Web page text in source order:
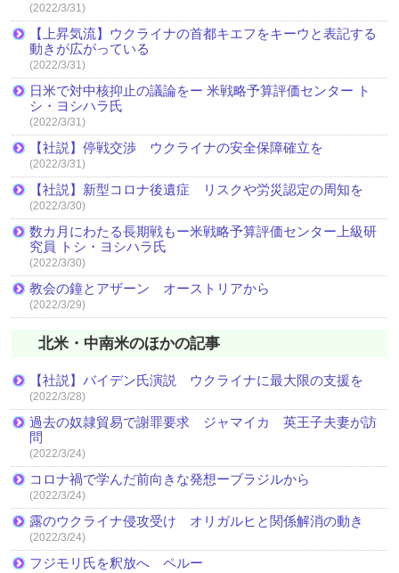
(2022/3/31)
【上昇気流】ウクライナの首都キエフをキーウと表記する
動きが広がっている
(2022/3/31)
日米で対中核抑止の議論をー 米戦略予算評価センター ト
シ・ヨシハラ氏
(2022/3/31)
【社説】停戦交渉 ウクライナの安全保障確立を
(2022/3/31)
【社説】新型コロナ後遺症 リスクや労災認定の周知を
(2022/3/30)
数カ月にわたる長期戦もー米戦略予算評価センター上級研
究員 トシ・ヨシハラ氏
(2022/3/30)
教会の鐘とアザーン オーストリアから
(2022/3/29)
北米・中南米のほかの記事
【社説】バイデン氏演説 ウクライナに最大限の支援を
(2022/3/28)
過去の奴隷貿易で謝罪要求 ジャマイカ 英王子夫妻が訪
問
(2022/3/24)
コロナ禍で学んだ前向きな発想ーブラジルから
(2022/3/24)
露のウクライナ侵攻受け オリガルヒと関係解消の動き
(2022/3/24)
フジモリ氏を釈放へ ペルー